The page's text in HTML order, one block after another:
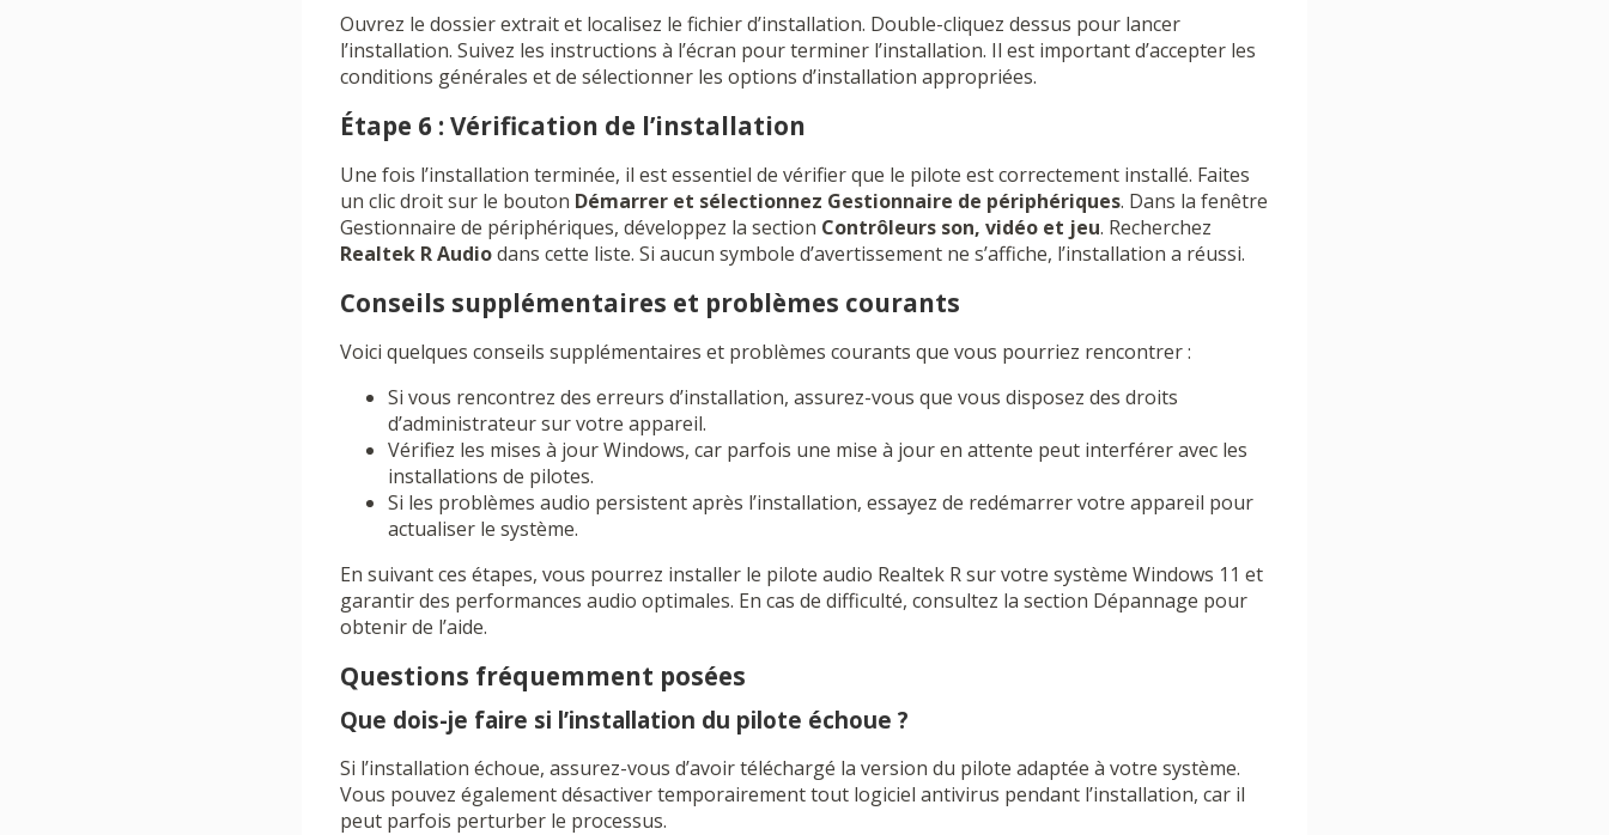
Ouvrez le dossier extrait et localisez le fichier d’installation. Double-cliquez dessus pour lancer
l’installation. Suivez les instructions à l’écran pour terminer l’installation. Il est important d’accepter les
conditions générales et de sélectionner les options d’installation appropriées.
Étape 6 : Vérification de l’installation
Une fois l’installation terminée, il est essentiel de vérifier que le pilote est correctement installé. Faites
un clic droit sur le bouton Démarrer et sélectionnez Gestionnaire de périphériques. Dans la fenêtre
Gestionnaire de périphériques, développez la section Contrôleurs son, vidéo et jeu. Recherchez
Realtek R Audiodans cette liste. Si aucun symbole d’avertissement ne s’affiche, l’installation a réussi.
Conseils supplémentaires et problèmes courants
Voici quelques conseils supplémentaires et problèmes courants que vous pourriez rencontrer :
Si vous rencontrez des erreurs d’installation, assurez-vous que vous disposez des droits
d’administrateur sur votre appareil.
Vérifiez les mises à jour Windows, car parfois une mise à jour en attente peut interférer avec les
installations de pilotes.
Si les problèmes audio persistent après l’installation, essayez de redémarrer votre appareil pour
actualiser le système.
En suivant ces étapes, vous pourrez installer le pilote audio Realtek R sur votre système Windows 11 et
garantir des performances audio optimales. En cas de difficulté, consultez la section Dépannage pour
obtenir de l’aide.
Questions fréquemment posées
Que dois-je faire si l’installation du pilote échoue ?
Si l’installation échoue, assurez-vous d’avoir téléchargé la version du pilote adaptée à votre système.
Vous pouvez également désactiver temporairement tout logiciel antivirus pendant l’installation, car il
peut parfois perturber le processus.